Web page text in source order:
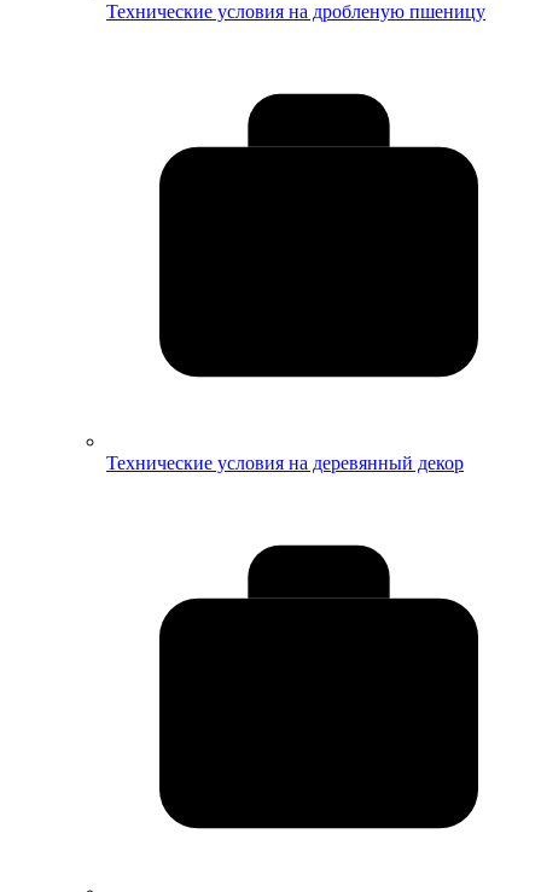
Технические условия на дробленую пшеницу
Технические условия на деревянный декор